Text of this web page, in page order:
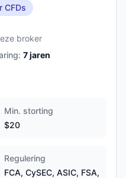
CFDs
broker
7jaren
Min. storting
$20
Regulering
FCA, CySEC, ASIC, FSA,